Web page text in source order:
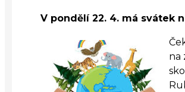
V pondělí 22. 4. má svátek
na